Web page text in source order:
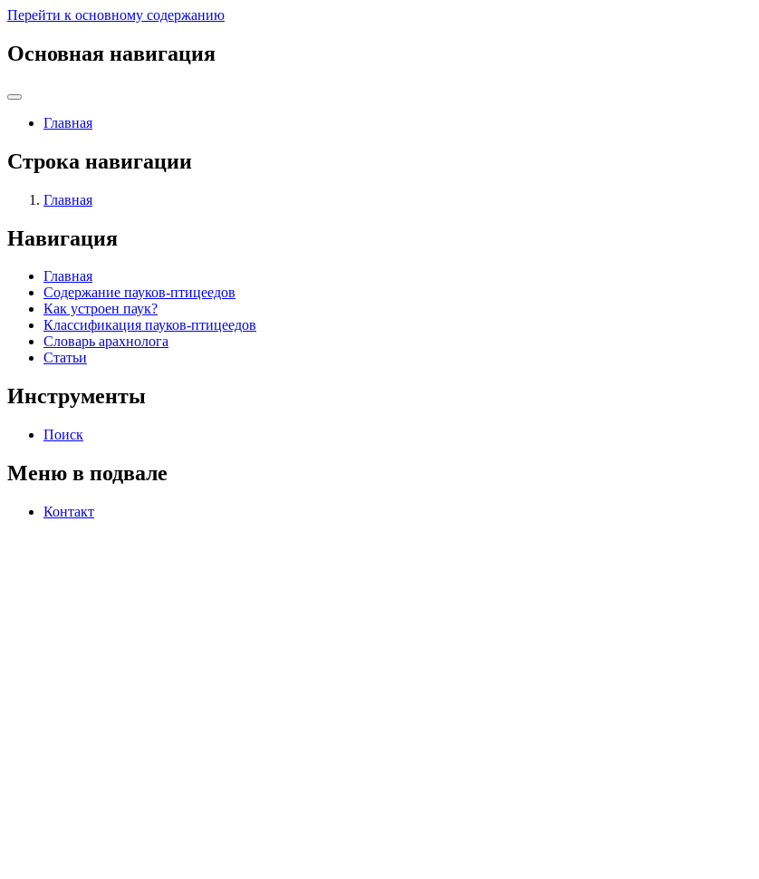
Перейти к основному содержанию
Основная навигация
Главная
Строка навигации
Главная
Навигация
Главная
Содержание пауков-птицеедов
Как устроен паук?
Классификация пауков-птицеедов
Словарь арахнолога
Статьи
Инструменты
Поиск
Меню в подвале
Контакт